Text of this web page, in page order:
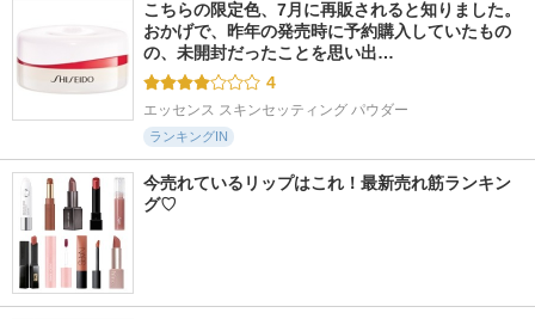
こちらの限定色、7月に再販されると知りました。
おかげで、昨年の発売時に予約購入していたもの
の、未開封だったことを思い出…
4
エッセンス スキンセッティング パウダー
ランキングIN
今売れているリップはこれ！最新売れ筋ランキン
グ♡